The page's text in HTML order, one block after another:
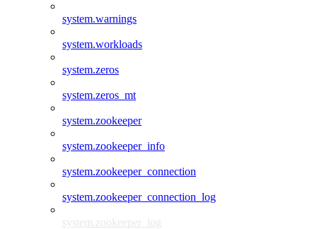
system.warnings
system.workloads
system.zeros
system.zeros_mt
system.zookeeper
system.zookeeper_info
system.zookeeper_connection
system.zookeeper_connection_log
system.zookeeper_log